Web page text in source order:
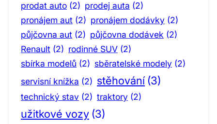
prodat auto (2) prodej auta (2)
pronájem aut (2) pronájem dodávky (2)
půjčovna aut (2) půjčovna dodávek (2)
Renault (2) rodinné SUV (2)
sbírka modelů (2) sběratelské modely (2)
servisní knížka (2) stěhování (3)
technický stav (2) traktory (2)
užitkové vozy (3)